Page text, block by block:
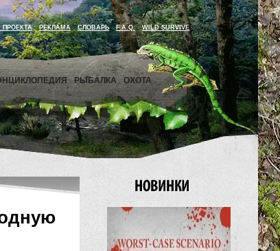
ПРОЕКТА РЕКЛАМА СЛОВАРЬ F.A.Q. WILD SURVIVE
РЫБАЛКА ОХОТА